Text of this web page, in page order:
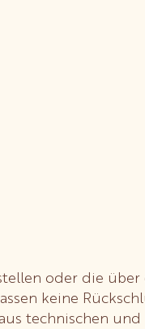
oder die über
keine
technischen und